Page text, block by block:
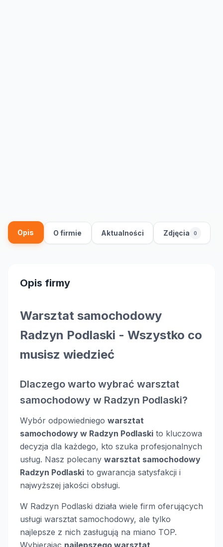
Opis O firmie Aktualności Zdjęcia 0
Opis firmy
Warsztat samochodowy
Radzyn Podlaski - Wszystko co
musisz wiedzieć
Dlaczego warto wybrać warsztat
samochodowy w Radzyn Podlaski?
Wybór odpowiedniego warsztat
samochodowy w Radzyn Podlaski to kluczowa
decyzja dla każdego, kto szuka profesjonalnych
usług. Nasz polecany warsztat samochodowy
Radzyn Podlaski to gwarancja satysfakcji i
najwyższej jakości obsługi.
W Radzyn Podlaski działa wiele firm oferujących
usługi warsztat samochodowy, ale tylko
najlepsze z nich zasługują na miano TOP.